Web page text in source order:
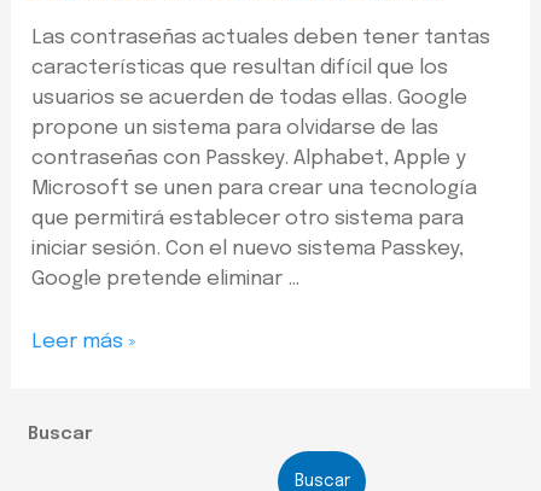
Las contraseñas actuales deben tener tantas
características que resultan difícil que los
usuarios se acuerden de todas ellas. Google
propone un sistema para olvidarse de las
contraseñas con Passkey. Alphabet, Apple y
Microsoft se unen para crear una tecnología
que permitirá establecer otro sistema para
iniciar sesión. Con el nuevo sistema Passkey,
Google pretende eliminar …
Leer más »
Buscar
Buscar